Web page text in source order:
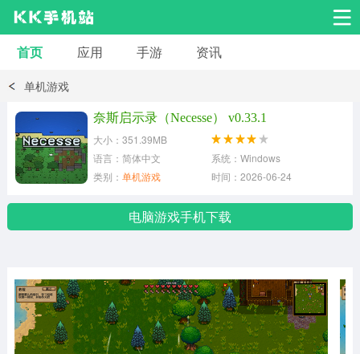
安卓应用
小说漫画
金融理财 新闻资讯 游戏辅助
安卓其它
首页 应用 手游 资讯
单机游戏
奈斯启示录（Necesse） v0.33.1
大小：351.39MB
语言：简体中文
系统：Windows
类别： 单机游戏 时间：2026-06-24
电脑游戏手机下载